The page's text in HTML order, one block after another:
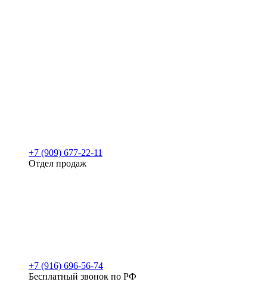
+7 (909) 677-22-11
Отдел продаж
+7 (916) 696-56-74
Бесплатный звонок по РФ